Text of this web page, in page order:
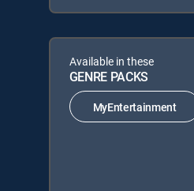
Available in these
GENRE PACKS
MyEntertainment